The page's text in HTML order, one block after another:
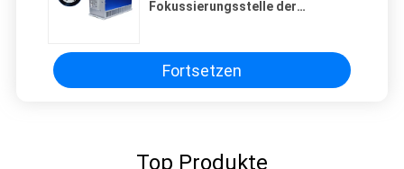
Fokussierungsstelle der
Fortsetzen
Top Produkte